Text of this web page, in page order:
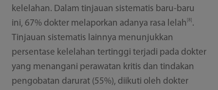
kelelahan. Dalam tinjauan sistematis baru-baru
ini, 67% dokter melaporkan adanya rasa lelah [8] .
Tinjauan sistematis lainnya menunjukkan
persentase kelelahan tertinggi terjadi pada dokter
yang menangani perawatan kritis dan tindakan
pengobatan darurat (55%), diikuti oleh dokter